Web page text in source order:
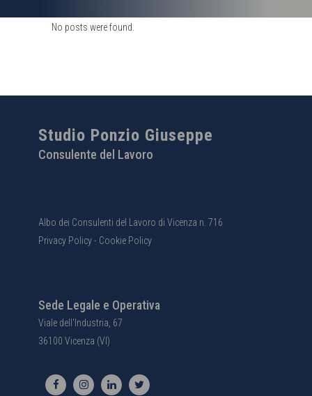
No posts were found.
Studio Ponzio Giuseppe
Consulente del Lavoro
Albo dei Consulenti del Lavoro di Vicenza n. 716
Privacy Policy- Cookie Policy
Sede Legale e Operativa
Viale dell'Industria, 67
36100 Vicenza (VI)